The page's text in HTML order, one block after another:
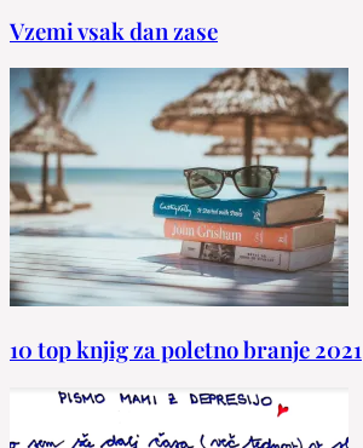
Vzemi vsak dan zase
10 top knjig za poletno branje 2021